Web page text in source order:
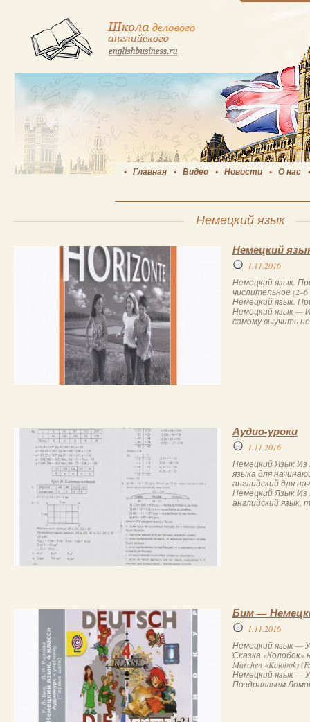
Главная Видео Новости О нас
Немецкий язык
Немецкий
1.11.2016
Немецкий язык.
числительное
Немецкий язык.
Немецкий язык —
самому выучить
Аудио-уроки
1.11.2016
Немецкий Язык Из
языка для
английский для
Немецкий Язык Из
английский язык,
Бим —
1.11.2016
Немецкий язык —
Сказка «Колобок»
Marchen «Kolobok)
Немецкий язык —
Поздравляем